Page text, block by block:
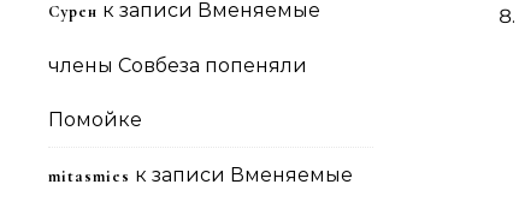
Сурен к записи Вменяемые
члены Совбеза попеняли
Помойке
mitasmies к записи Вменяемые